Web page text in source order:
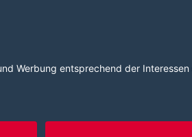
Einstellungen